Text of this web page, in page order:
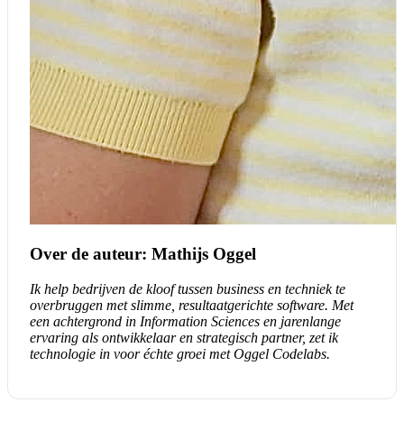
Over de auteur: Mathijs Oggel
Ik help bedrijven de kloof tussen business en techniek te
overbruggen met slimme, resultaatgerichte software. Met
een achtergrond in Information Sciences en jarenlange
ervaring als ontwikkelaar en strategisch partner, zet ik
technologie in voor échte groei met Oggel Codelabs.